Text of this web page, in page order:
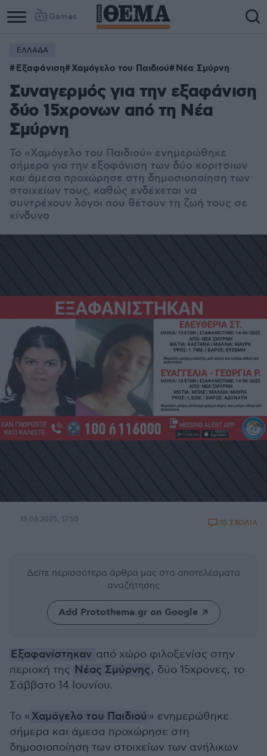
Games
ΕΛΛΑΔΑ
Εξαφάνιση Χαμόγελο του Παιδιού Νέα Σμύρνη
Συναγερμός για την εξαφάνιση
δύο 15χρονων από τη Νέα
Σμύρνη
Το «Χαμόγελο του Παιδιού» ενημερώθηκε
σήμερα για την εξαφάνιση των δύο κοριτσιων
και άμεσα προχώρησε στη δημοσιοποίηση των
στοιχείων τους, καθώς ενδέχεται να
συντρέχουν λόγοι που θέτουν τη ζωή τους σε
κίνδυνο
15.06.2025, 17:50 15 ΣΧΟΛΙΑ
Δείτε περισσότερα άρθρα μας στα αποτελέσματα
αναζήτησης
Add Protothema.gr on Google
Εξαφανίστηκαν από χώρο φιλοξενίας στην
περιοχή της Νέας Σμύρνης, δύο 15χρονες, το
Σάββατο 14 Ιουνίου.
Το « Χαμόγελο του Παιδιού » ενημερώθηκε
σήμερα και άμεσα προχώρησε στη
δημοσιοποίηση των στοιχείων των ανήλικων